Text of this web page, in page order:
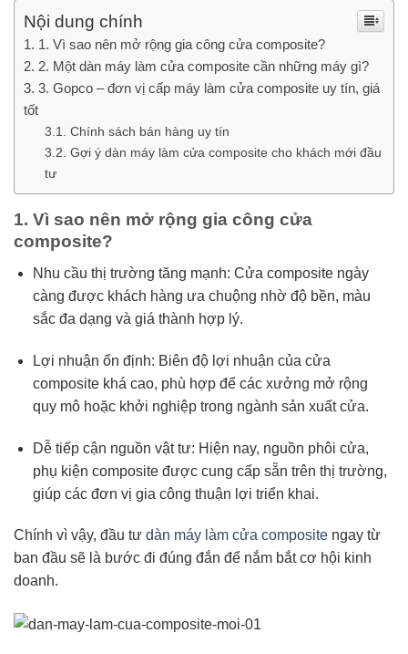
Nội dung chính
1. Vì sao nên mở rộng gia công cửa composite?
2. Một dàn máy làm cửa composite cần những máy gì?
3. Gopco – đơn vị cấp máy làm cửa composite uy tín, giá
tốt
Chính sách bán hàng uy tín
Gợi ý dàn máy làm cửa composite cho khách mới đầu
tư
1. Vì sao nên mở rộng gia công cửa
composite?
Nhu cầu thị trường tăng mạnh: Cửa composite ngày
càng được khách hàng ưa chuộng nhờ độ bền, màu
sắc đa dạng và giá thành hợp lý.
Lợi nhuận ổn định: Biên độ lợi nhuận của cửa
composite khá cao, phù hợp để các xưởng mở rộng
quy mô hoặc khởi nghiệp trong ngành sản xuất cửa.
Dễ tiếp cận nguồn vật tư: Hiện nay, nguồn phôi cửa,
phụ kiện composite được cung cấp sẵn trên thị trường,
giúp các đơn vị gia công thuận lợi triển khai.
Chính vì vậy, đầu tư dàn máy làm cửa composite ngay từ
ban đầu sẽ là bước đi đúng đắn để nắm bắt cơ hội kinh
doanh.